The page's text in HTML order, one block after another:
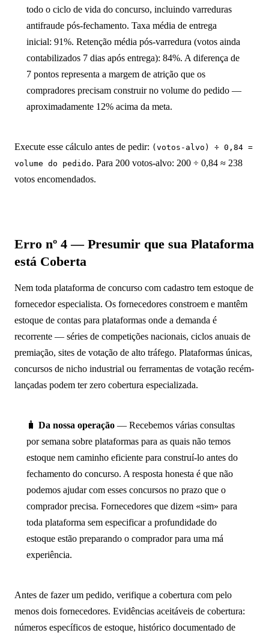
todo o ciclo de vida do concurso, incluindo varreduras
antifraude pós-fechamento. Taxa média de entrega
inicial: 91%. Retenção média pós-varredura (votos ainda
contabilizados 7 dias após entrega): 84%. A diferença de
7 pontos representa a margem de atrição que os
compradores precisam construir no volume do pedido —
aproximadamente 12% acima da meta.
Execute esse cálculo antes de pedir: (votos-alvo) ÷ 0,84 =
volume do pedido. Para 200 votos-alvo: 200 ÷ 0,84 ≈ 238
votos encomendados.
Erro nº 4 — Presumir que sua Plataforma
está Coberta
Nem toda plataforma de concurso com cadastro tem estoque de
fornecedor especialista. Os fornecedores constroem e mantêm
estoque de contas para plataformas onde a demanda é
recorrente — séries de competições nacionais, ciclos anuais de
premiação, sites de votação de alto tráfego. Plataformas únicas,
concursos de nicho industrial ou ferramentas de votação recém-
lançadas podem ter zero cobertura especializada.
🧳 Da nossa operação — Recebemos várias consultas
por semana sobre plataformas para as quais não temos
estoque nem caminho eficiente para construí-lo antes do
fechamento do concurso. A resposta honesta é que não
podemos ajudar com esses concursos no prazo que o
comprador precisa. Fornecedores que dizem «sim» para
toda plataforma sem especificar a profundidade do
estoque estão preparando o comprador para uma má
experiência.
Antes de fazer um pedido, verifique a cobertura com pelo
menos dois fornecedores. Evidências aceitáveis de cobertura:
números específicos de estoque, histórico documentado de